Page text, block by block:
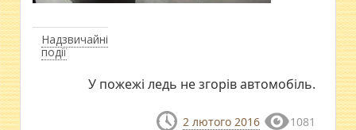
Надзвичайні
події
У пожежі ледь не згорів автомобіль.
2 лютого 2016 1081